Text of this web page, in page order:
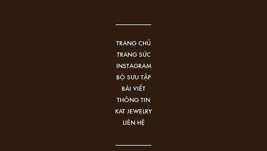
TRANG CHỦ
TRANG SỨC
INSTAGRAM
BỘ SƯU TẬP
BÀI VIẾT
THÔNG TIN
KAT JEWELRY
LIÊN HỆ